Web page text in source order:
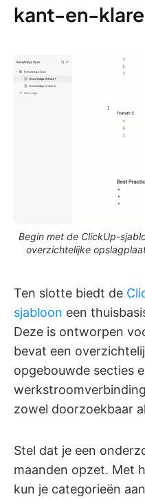
kant-en-
Begin met de ClickUp-
overzichtelijke
Ten slotte biedt de
sjabloon een
Deze is ontworpen
bevat een
opgebouwde secties
zowel doorzoekbaar
Stel dat je een
maanden opzet. Met
kun je categorieën